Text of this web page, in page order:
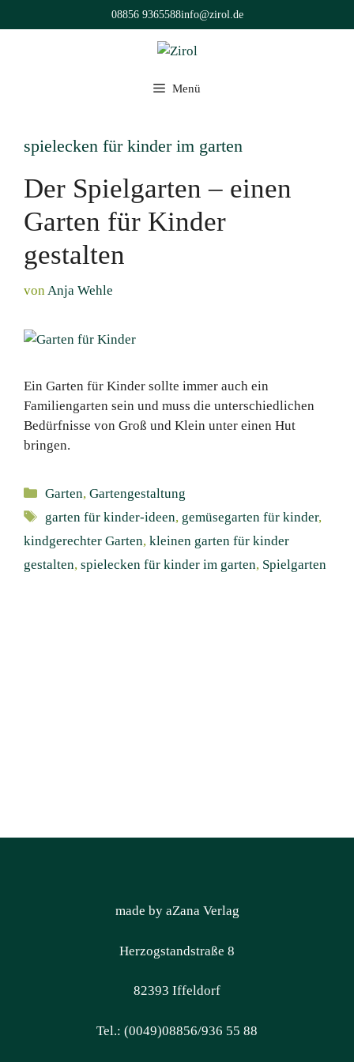
Inhalt
08856 9365588info@zirol.de
Menü
spielecken für kinder im garten
Der Spielgarten – einen
Garten für Kinder
gestalten
von Anja Wehle
Ein Garten für Kinder sollte immer auch ein
Familiengarten sein und muss die unterschiedlichen
Bedürfnisse von Groß und Klein unter einen Hut
bringen.
Kategorien
Garten,Gartengestaltung
Schlagwörter
garten für kinder-ideen, gemüsegarten für kinder,
kindgerechter Garten, kleinen garten für kinder
gestalten, spielecken für kinder im garten, Spielgarten
made by aZana Verlag
Herzogstandstraße 8
82393 Iffeldorf
Tel.: (0049)08856/936 55 88